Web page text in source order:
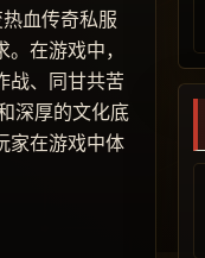
血传奇私服
在游戏中，
战、同甘共苦
深厚的文化底
家在游戏中体